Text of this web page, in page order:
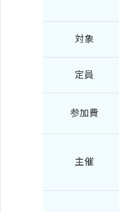
対象
定員
参加費
主催